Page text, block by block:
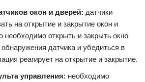
окон и дверей: датчики
на открытие и закрытие окон и
необходимо открыть и закрыть окно
датчика и убедиться в
реагирует на открытие и закрытие.
управления: необходимо